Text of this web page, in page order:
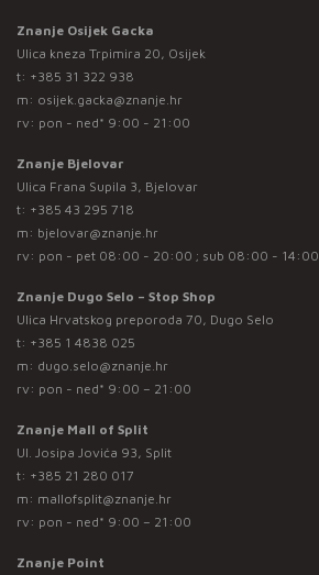
Znanje Osijek Gacka
Ulica kneza Trpimira 20, Osijek
t: +385 31 322 938
m: osijek.gacka@znanje.hr
rv: pon - ned* 9:00 - 21:00
Znanje Bjelovar
Ulica Frana Supila 3, Bjelovar
t: +385 43 295 718
m: bjelovar@znanje.hr
rv: pon - pet 08:00 - 20:00 ; sub 08:00 - 14:00
Znanje Dugo Selo – Stop Shop
Ulica Hrvatskog preporoda 70, Dugo Selo
t: +385 1 4838 025
m: dugo.selo@znanje.hr
rv: pon - ned* 9:00 – 21:00
Znanje Mall of Split
Ul. Josipa Jovića 93, Split
t: +385 21 280 017
m: mallofsplit@znanje.hr
rv: pon - ned* 9:00 – 21:00
Znanje Point